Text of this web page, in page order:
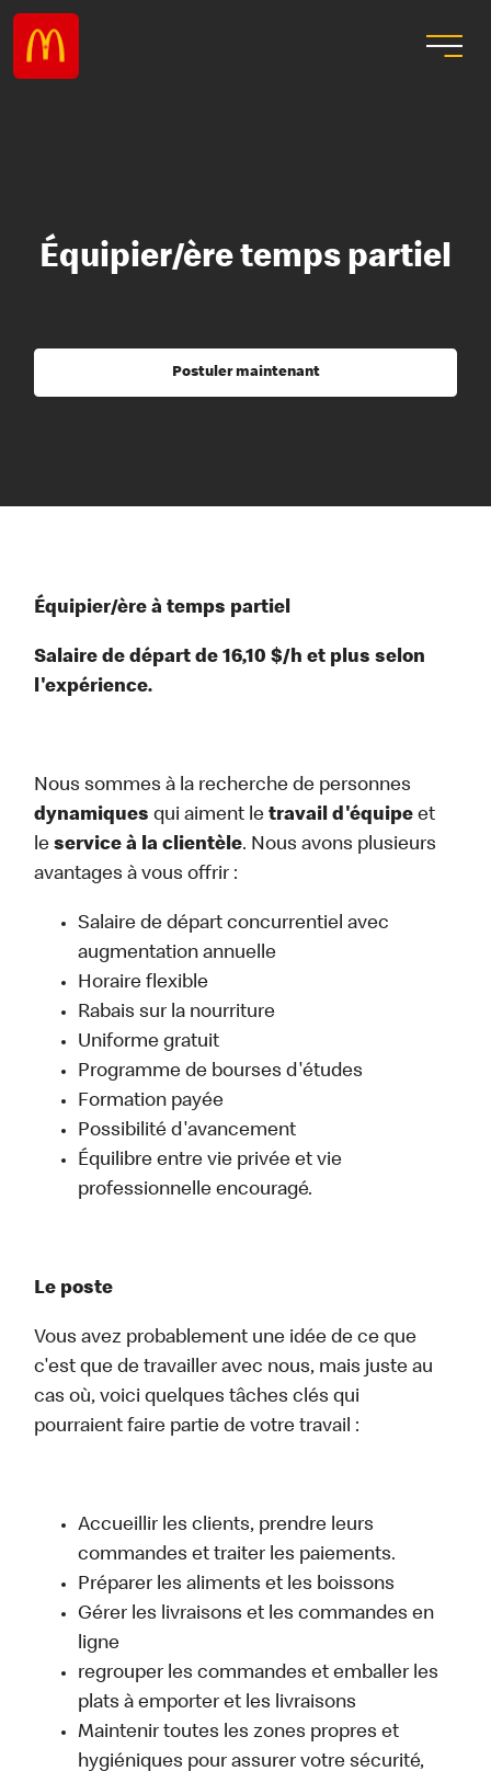
Équipier/ère temps partiel
Postuler maintenant
Équipier/ère à temps partiel
Salaire de départ de 16,10 $/h et plus selon
l'expérience.
Nous sommes à la recherche de personnes
dynamiques qui aiment le travail d'équipe et
leservice à la clientèle. Nous avons plusieurs
avantages à vous offrir :
Salaire de départ concurrentiel avec
augmentation annuelle
Horaire flexible
Rabais sur la nourriture
Uniforme gratuit
Programme de bourses d'études
Formation payée
Possibilité d'avancement
Équilibre entre vie privée et vie
professionnelle encouragé.
Le poste
Vous avez probablement une idée de ce que
c'est que de travailler avec nous, mais juste au
cas où, voici quelques tâches clés qui
pourraient faire partie de votre travail :
Accueillir les clients, prendre leurs
commandes et traiter les paiements.
Préparer les aliments et les boissons
Gérer les livraisons et les commandes en
ligne
regrouper les commandes et emballer les
plats à emporter et les livraisons
Maintenir toutes les zones propres et
hygiéniques pour assurer votre sécurité,